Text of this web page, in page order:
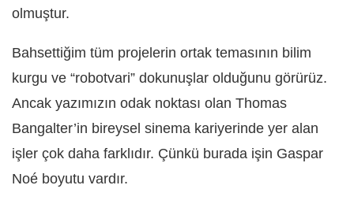
olmuştur.
Bahsettiğim tüm projelerin ortak temasının bilim
kurgu ve “robotvari” dokunuşlar olduğunu görürüz.
Ancak yazımızın odak noktası olan Thomas
Bangalter’in bireysel sinema kariyerinde yer alan
işler çok daha farklıdır. Çünkü burada işin Gaspar
Noé boyutu vardır.